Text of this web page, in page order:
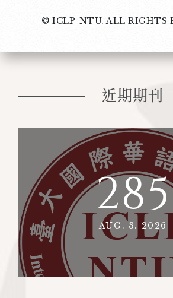
© ICLP-NTU. ALL RIGHTS
近期期刊
285
AUG. 3. 2026